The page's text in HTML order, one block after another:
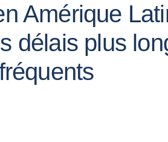
Amérique
délais plus